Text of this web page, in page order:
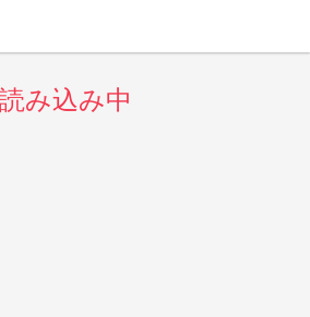
読み込み中